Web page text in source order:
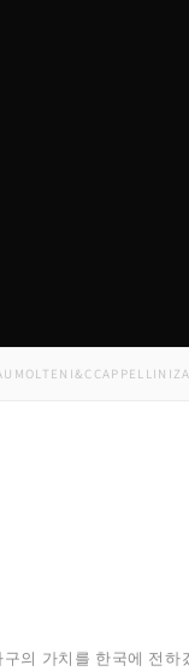
CAPPELLINI
의 가치를 한국에 전하